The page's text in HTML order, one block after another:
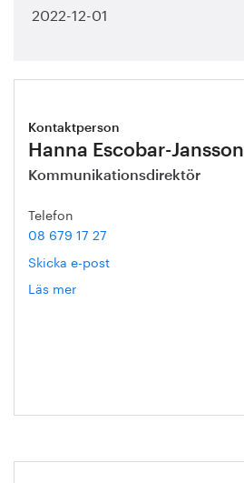
2022-12-01
Kontaktperson
Hanna Escobar-Jansson
Kommunikationsdirektör
Telefon
08 679 17 27
Skicka e-post
Läs mer